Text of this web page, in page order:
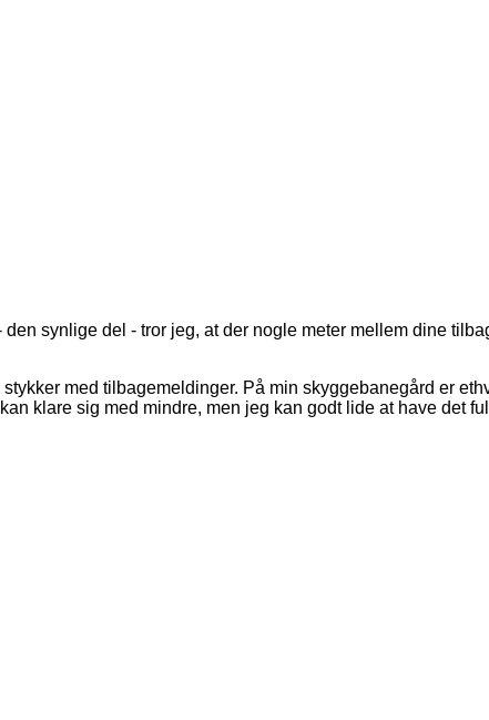
synlige del - tror jeg, at der nogle meter mellem dine
med tilbagemeldinger. På min skyggebanegård er
klare sig med mindre, men jeg kan godt lide at have det